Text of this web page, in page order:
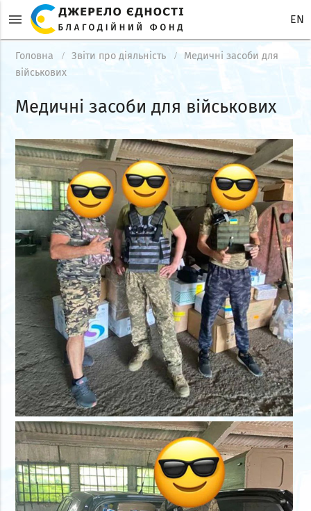
menu EN
Головна Звіти про діяльність
Медичні засоби для
військових
Медичні засоби для військових